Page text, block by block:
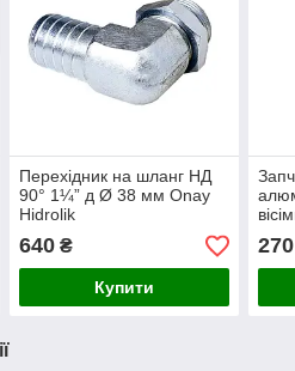
Перехідник на шланг НД
90° 1¼” д Ø 38 мм Onay
Hidrolik
640₴
Купити
270